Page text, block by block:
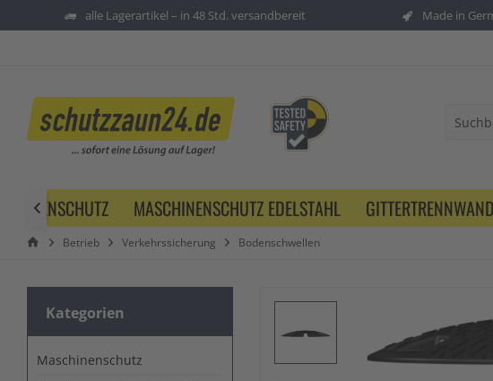
alle Lagerartikel – in 48 Std. versandbereit Made in
MASCHINENSCHUTZ EDELSTAHL

Betrieb Verkehrssicherung Bodenschwellen
Kategorien
Maschinenschutz